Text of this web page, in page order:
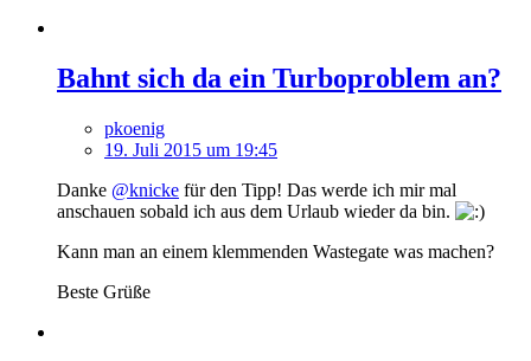
Bahnt sich da ein Turboproblem an?
pkoenig
19. Juli 2015 um 19:45
Danke @knicke für den Tipp! Das werde ich mir mal
anschauen sobald ich aus dem Urlaub wieder da bin.
Kann man an einem klemmenden Wastegate was machen?
Beste Grüße